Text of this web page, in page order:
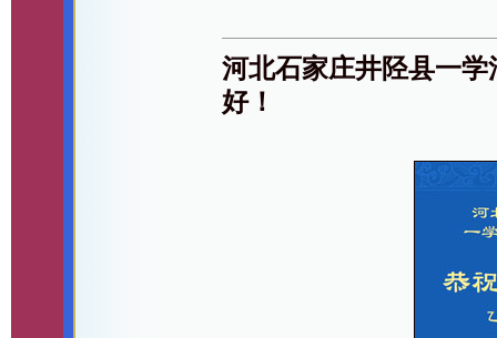
河北石家庄井陉县一
好！